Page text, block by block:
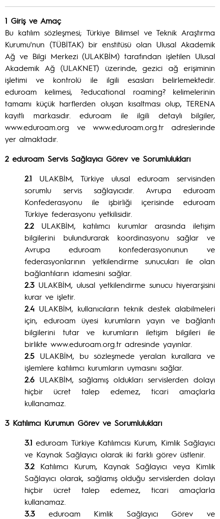
1 Giriş ve Amaç
Bu katılım sözleşmesi; Türkiye Bilimsel ve Teknik Araştırma
Kurumu'nun (TÜBİTAK) bir enstitüsü olan Ulusal Akademik
Ağ ve Bilgi Merkezi (ULAKBİM) tarafından işletilen Ulusal
Akademik Ağ (ULAKNET) üzerinde, gezici ağ erişiminin
işletimi ve kontrolü ile ilgili esasları belirlemektedir.
eduroam kelimesi, ?educational roaming? kelimelerinin
tamamı küçük harflerden oluşan kısaltması olup, TERENA
kayıtlı markasıdır. eduroam ile ilgili detaylı bilgiler,
www.eduroam.org ve www.eduroam.org.tr adreslerinde
yer almaktadır.
2 eduroam Servis Sağlayıcı Görev ve Sorumlulukları
2.1 ULAKBİM, Türkiye ulusal eduroam servisinden
sorumlu servis sağlayıcıdır. Avrupa eduroam
Konfederasyonu ile işbirliği içerisinde eduroam
Türkiye federasyonu yetkilisidir.
2.2 ULAKBİM, katılımcı kurumlar arasında iletişim
bilgilerini bulundurarak koordinasyonu sağlar ve
Avrupa eduroam konfederasyonunun ve
federasyonlarının yetkilendirme sunucuları ile olan
bağlantıların idamesini sağlar.
2.3 ULAKBİM, ulusal yetkilendirme sunucu hiyerarşisini
kurar ve işletir.
2.4 ULAKBİM, kullanıcıların teknik destek alabilmeleri
için, eduroam üyesi kurumların yayın ve bağlantı
bilgilerini tutar ve kurumların iletişim bilgileri ile
birlikte www.eduroam.org.tr adresinde yayınlar.
2.5 ULAKBİM, bu sözleşmede yeralan kurallara ve
işlemlere katılımcı kurumların uymasını sağlar.
2.6 ULAKBİM, sağlamış oldukları servislerden dolayı
hiçbir ücret talep edemez, ticari amaçlarla
kullanamaz.
3 Katılımcı Kurumun Görev ve Sorumlulukları
3.1 eduroam Türkiye Katılımcısı Kurum, Kimlik Sağlayıcı
ve Kaynak Sağlayıcı olarak iki farklı görev üstlenir.
3.2 Katılımcı Kurum, Kaynak Sağlayıcı veya Kimlik
Sağlayıcı olarak, sağlamış olduğu servislerden dolayı
hiçbir ücret talep edemez, ticari amaçlarla
kullanamaz.
3.3 eduroam Kimlik Sağlayıcı Görev ve